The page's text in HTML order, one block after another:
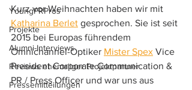
YoungPRPros
Projekte
Alumni-Interviews
Reviews ehemaliger Projektpartner
Pressemitteilungen
Kurz vor Weihnachten haben wir mit
Katharina Berlet gesprochen. Sie ist seit
2015 bei Europas führendem
Omnichannel-Optiker Mister Spex Vice
President Corporate Communication &
PR / Press Officer und war uns aus